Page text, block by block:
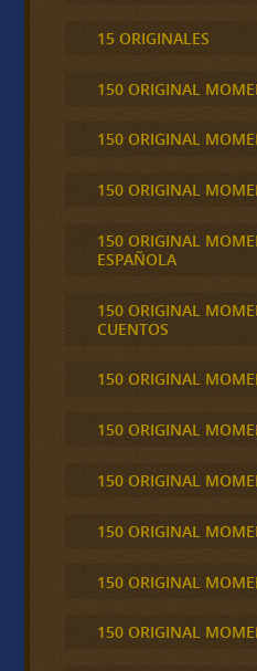
15 ORIGINALES
150 ORIGINAL
150 ORIGINAL
150 ORIGINAL
150 ORIGINAL
ESPAÑOLA
150 ORIGINAL
CUENTOS
150 ORIGINAL
150 ORIGINAL
150 ORIGINAL
150 ORIGINAL
150 ORIGINAL
150 ORIGINAL